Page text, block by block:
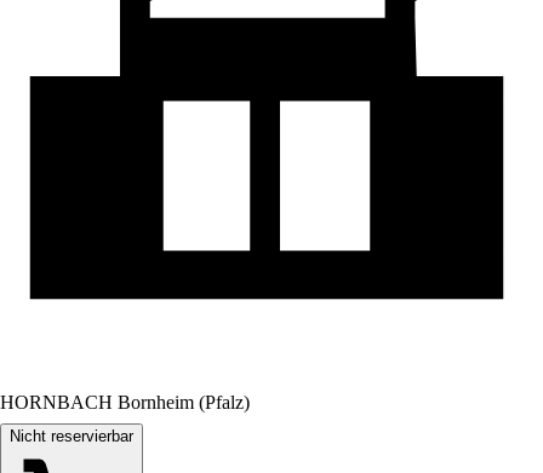
HORNBACH Bornheim (Pfalz)
Nicht reservierbar